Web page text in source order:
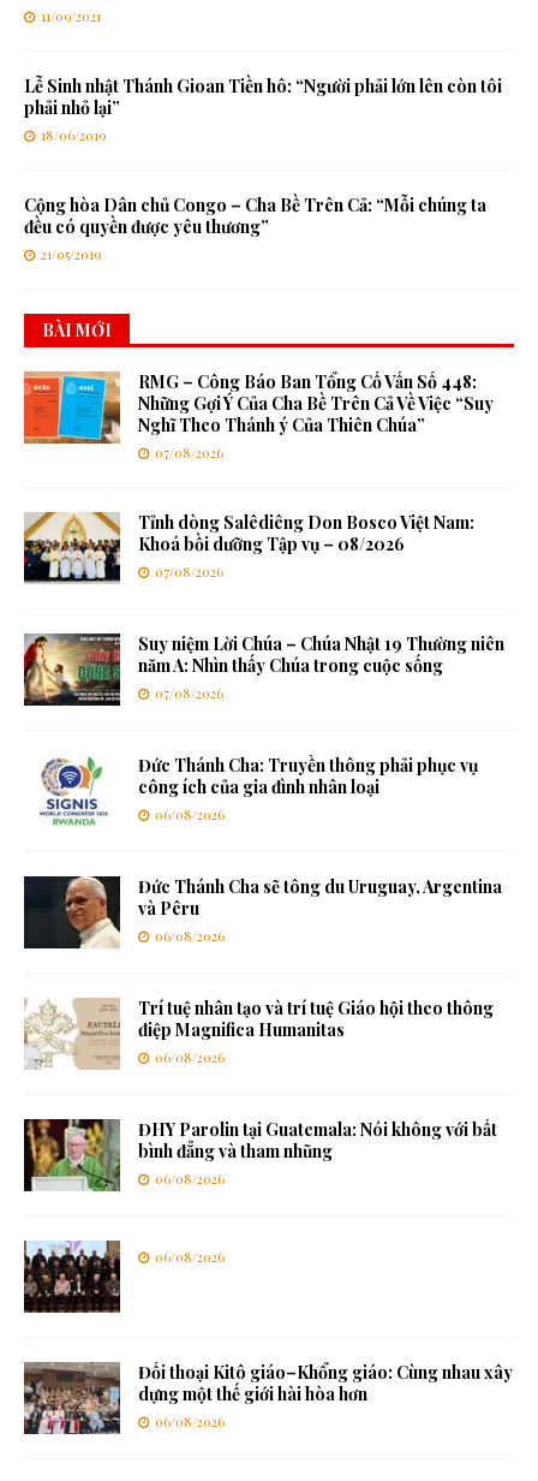
11/09/2021
Lễ Sinh nhật Thánh Gioan Tiền hô: “Người phải lớn lên còn tôi
phải nhỏ lại”
18/06/2019
Cộng hòa Dân chủ Congo – Cha Bề Trên Cả: “Mỗi chúng ta
đều có quyền được yêu thương”
21/05/2019
BÀI MỚI
RMG – Công Báo Ban Tổng Cố Vấn Số 448:
Những Gợi Ý Của Cha Bề Trên Cả Về Việc “Suy
Nghĩ Theo Thánh ý Của Thiên Chúa”
07/08/2026
Tỉnh dòng Salêdiêng Don Bosco Việt Nam:
Khoá bồi dưỡng Tập vụ – 08/2026
07/08/2026
Suy niệm Lời Chúa – Chúa Nhật 19 Thường niên
năm A: Nhìn thấy Chúa trong cuộc sống
07/08/2026
Đức Thánh Cha: Truyền thông phải phục vụ
công ích của gia đình nhân loại
06/08/2026
Đức Thánh Cha sẽ tông du Uruguay, Argentina
và Pêru
06/08/2026
Trí tuệ nhân tạo và trí tuệ Giáo hội theo thông
điệp Magnifica Humanitas
06/08/2026
ĐHY Parolin tại Guatemala: Nói không với bất
bình đẳng và tham nhũng
06/08/2026
06/08/2026
Đối thoại Kitô giáo–Khổng giáo: Cùng nhau xây
dựng một thế giới hài hòa hơn
06/08/2026